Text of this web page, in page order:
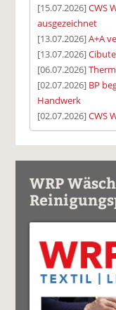
[15.07.2026]CWS
ausgezeichnet
[13.07.2026]A+A
[13.07.2026]
[06.07.2026]
[02.07.2026] BP
Handwerk
[02.07.2026]CWS
WRP